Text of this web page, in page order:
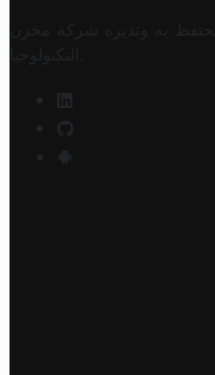
به وتديره
شركة مخزن
التكنولوجيا